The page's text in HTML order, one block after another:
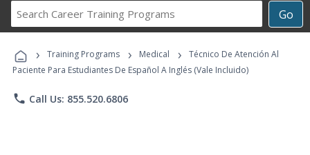
Go
Career
Programs
› Training Programs › Medical ›
Técnico De Atención Al
Paciente Para Estudiantes De Español A Inglés (Vale Incluido)
phone Call Us: 855.520.6806